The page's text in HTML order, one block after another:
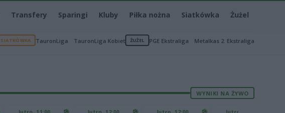
Transfery Sparingi Kluby Piłka nożna Siatkówka Żużel
SIATKÓWKA TauronLiga TauronLiga Kobiet ŻUŻEL PGE Ekstraliga Metalkas 2. Ekstraliga
WYNIKI NA ŻYWO